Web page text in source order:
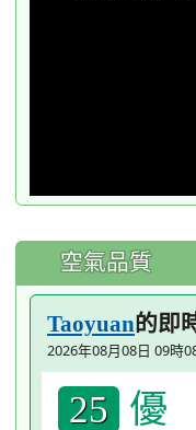
空氣品質
Taoyuan的即
2026年08月08日 09時
25 優